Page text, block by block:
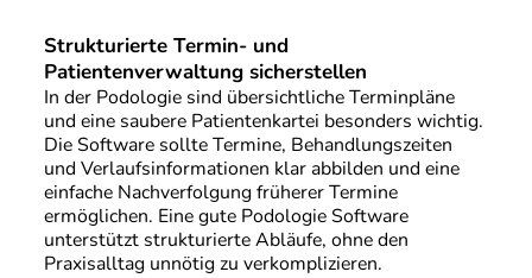
Strukturierte Termin- und
Patientenverwaltung sicherstellen
In der Podologie sind übersichtliche Terminpläne
und eine saubere Patientenkartei besonders wichtig.
Die Software sollte Termine, Behandlungszeiten
und Verlaufsinformationen klar abbilden und eine
einfache Nachverfolgung früherer Termine
ermöglichen. Eine gute Podologie Software
unterstützt strukturierte Abläufe, ohne den
Praxisalltag unnötig zu verkomplizieren.